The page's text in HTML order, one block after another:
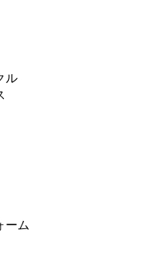
ル
ーム